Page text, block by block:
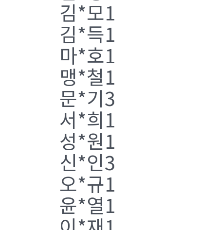
김*모1
김*득1
마*호1
맹*철1
문*기3
서*희1
성*원1
신*인3
오*규1
윤*열1